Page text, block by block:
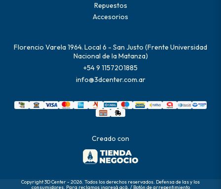
Repuestos
Accesorios
Florencio Varela 1964. Local 6 - San Justo (Frente Universidad
Nacional de la Matanza)
+54 9 1157201885
info@3dcenter.com.ar
Creado con
Copyright 3D Center - 2026. Todos los derechos reservados. Defensa de las y los
consumidores. Para reclamosingresá acá. / Botón de arrepentimiento